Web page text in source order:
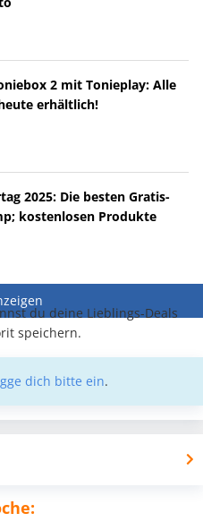
2 mit Tonieplay: Alle
erhältlich!
2025: Die besten Gratis-
kostenlosen Produkte
du deine Lieblings-Deals
speichern.
dich bitte ein.